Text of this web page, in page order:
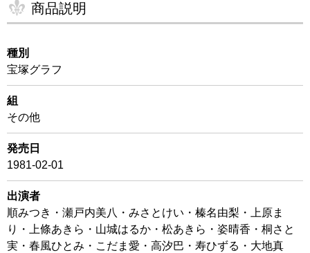
商品説明
種別
宝塚グラフ
組
その他
発売日
1981-02-01
出演者
順みつき・瀬戸内美八・みさとけい・榛名由梨・上原ま
り・上條あきら・山城はるか・松あきら・姿晴香・桐さと
実・春風ひとみ・こだま愛・高汐巴・寿ひずる・大地真